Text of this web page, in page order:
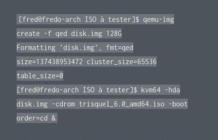
[fred@fredo-arch ISO à tester]$ qemu-img
create -f qed disk.img 128G
Formatting 'disk.img', fmt=qed
size=137438953472 cluster_size=65536
table_size=0
[fred@fredo-arch ISO à tester]$ kvm64 -hda
disk.img -cdrom trisquel_6.0_amd64.iso -boot
order=cd &